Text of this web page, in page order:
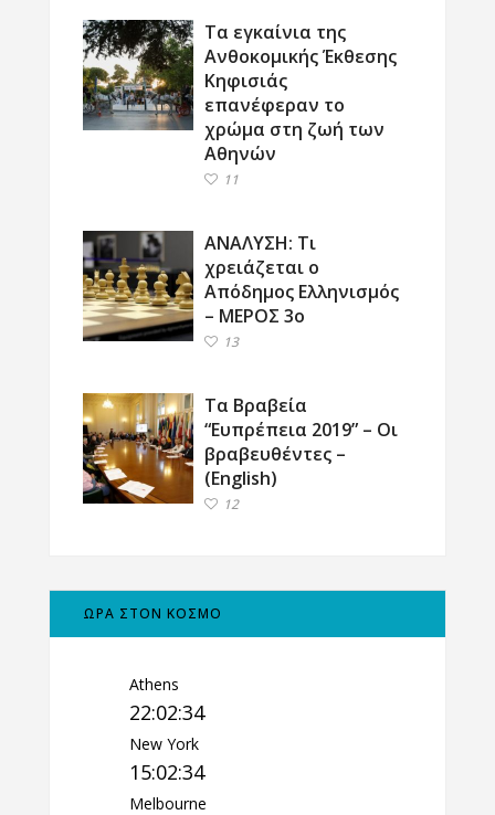
Τα εγκαίνια της
Ανθοκομικής Έκθεσης
Κηφισιάς
επανέφεραν το
χρώμα στη ζωή των
Αθηνών
11
ΑΝΑΛΥΣΗ: Τι
χρειάζεται ο
Απόδημος Ελληνισμός
– ΜΕΡΟΣ 3ο
13
Τα Βραβεία
“Ευπρέπεια 2019” – Οι
βραβευθέντες –
(English)
12
ΩΡΑ ΣΤΟΝ ΚΟΣΜΟ
Athens
22:02:35
New York
15:02:35
Melbourne